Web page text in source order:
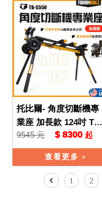
托比爾- 角度切斷機專
業座 加長款 124吋 TB-
S550 推車 TB 托比爾 T
OUGHBUIL
9545 元 $ 8300 起
查看更多
1 2